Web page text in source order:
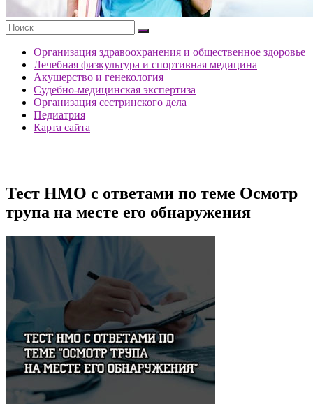
Организация здравоохранения и общественное здоровье
Лечебная физкультура и спортивная медицина
Акушерство и генекология
Судебно-медицинская экспертиза
Организация сестринского дела
Педиатрия
Карта сайта
Тест НМО с ответами по теме Осмотр
трупа на месте его обнаружения